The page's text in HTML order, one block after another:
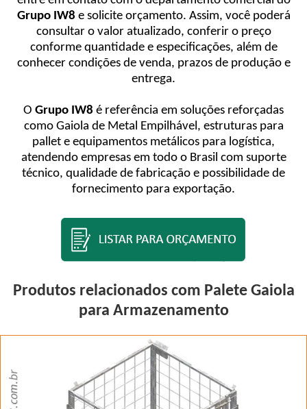
Grupo IW8 e solicite orçamento. Assim, você poderá
consultar o valor atualizado, conferir o preço
conforme quantidade e especificações, além de
conhecer condições de venda, prazos de produção e
entrega.
O Grupo IW8 é referência em soluções reforçadas
como Gaiola de Metal Empilhável, estruturas para
pallet e equipamentos metálicos para logística,
atendendo empresas em todo o Brasil com suporte
técnico, qualidade de fabricação e possibilidade de
fornecimento para exportação.
Produtos relacionados com Palete Gaiola
para Armazenamento